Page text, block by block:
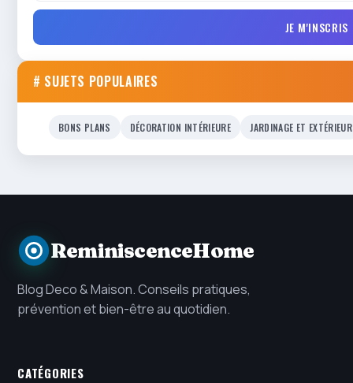
JE M'INSCRIS
# SUJETS POPULAIRES
BONS PLANS DÉCORATION INTÉRIEURE JARDINAGE ET EXTÉRIEUR
ReminiscenceHome
Blog Deco & Maison. Conseils pratiques,
prévention et bien-être au quotidien.
CATÉGORIES